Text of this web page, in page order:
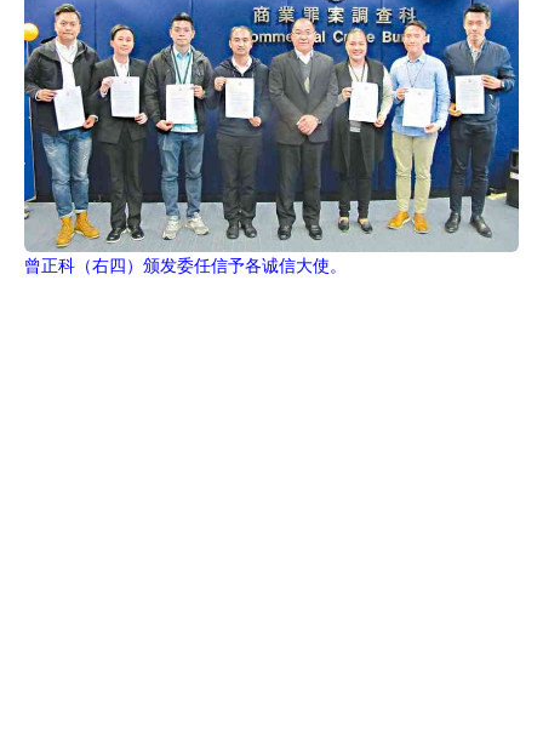
曾正科（右四）颁发委任信予各诚信大使。